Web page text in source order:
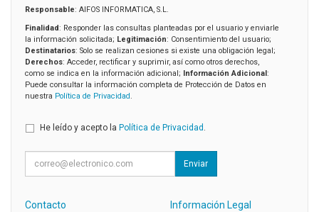
Responsable: AIFOS INFORMATICA, S.L.
Finalidad: Responder las consultas planteadas por el usuario y enviarle
la información solicitada; Legitimación: Consentimiento del usuario;
Destinatarios: Solo se realizan cesiones si existe una obligación legal;
Derechos: Acceder, rectificar y suprimir, así como otros derechos,
como se indica en la información adicional;
Información Adicional :
Puede consultar la información completa de Protección de Datos en
nuestra Política de Privacidad .
He leído y acepto la Política de Privacidad
Enviar
Contacto Información Legal